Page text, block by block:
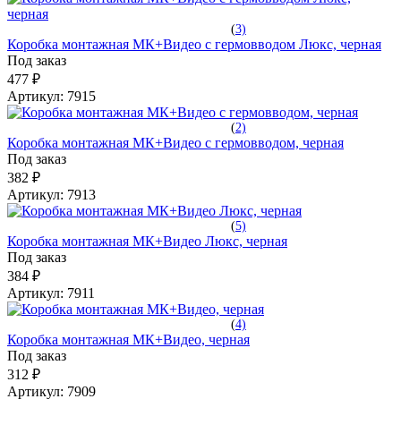
(3)
Коробка монтажная МК+Видео с гермовводом Люкс, черная
Под заказ
477 ₽
Артикул: 7915
(2)
Коробка монтажная МК+Видео с гермовводом, черная
Под заказ
382 ₽
Артикул: 7913
(5)
Коробка монтажная МК+Видео Люкс, черная
Под заказ
384 ₽
Артикул: 7911
(4)
Коробка монтажная МК+Видео, черная
Под заказ
312 ₽
Артикул: 7909